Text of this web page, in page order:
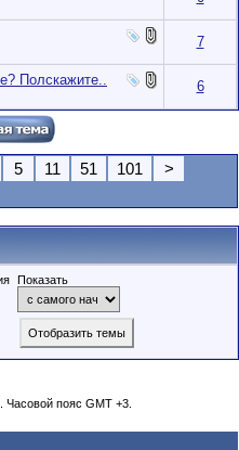
7
Полскажите.. 6
5 11 51 101
>
Показать
. Часовой пояс GMT +3.